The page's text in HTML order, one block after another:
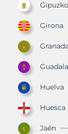
Girona
Granada
Huelva
Huesca
Jaén